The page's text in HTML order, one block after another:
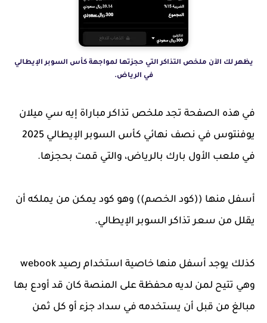
يظهر لك الآن ملخص التذاكر التي حجزتها لمواجهة كأس السوبر الإيطالي
في الرياض.
في هذه الصفحة تجد ملخص تذاكر مباراة إيه سي ميلان
يوفنتوس في نصف نهائي كأس السوبر الإيطالي 2025
في ملعب الأول بارك بالرياض، والتي قمت بحجزها.
أسفل منها ((كود الخصم)) وهو كود يمكن من يملكه أن
يقلل من سعر تذاكر السوبر الإيطالي.
كذلك يوجد أسفل منها خاصية استخدام رصيد webook
وهي تتيح لمن لديه محفظة على المنصة كان قد أودع بها
مبالغ من قبل أن يستخدمه في سداد جزء أو كل ثمن